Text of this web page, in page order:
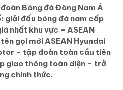
Bóng đá Đông Nam Á
giải đấu bóng đá nam cấp
nhất khu vực – ASEAN
gọi mới ASEAN Hyundai
– tập đoàn toàn cầu tiên
giao thông toàn diện – trở
chính thức.